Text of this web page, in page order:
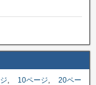
10ページ
20ペー